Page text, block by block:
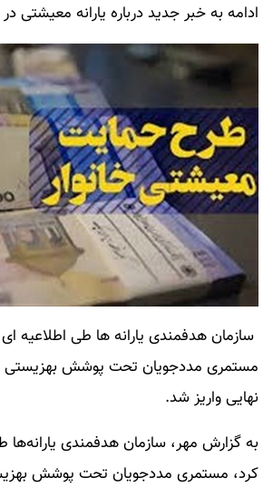
ادامه به خبر جدید درباره یارانه معیشتیدر
سازمان هدفمندی یارانه ها طی اطلاعیه ای
مستمری مددجویان تحت پوشش بهزیستی
نهایی واریز شد.
به گزارش مهر، سازمان هدفمندی یارانه‌ها
کرد، مستمری مددجویان تحت پوشش